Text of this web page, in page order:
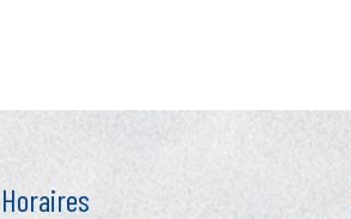
Horaires